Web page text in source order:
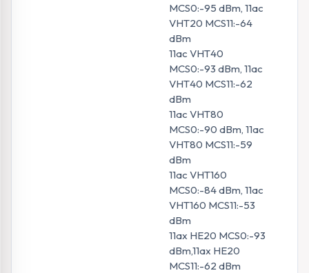
MCS0:-95 dBm, 11ac
VHT20 MCS11:-64
dBm
11ac VHT40
MCS0:-93 dBm, 11ac
VHT40 MCS11:-62
dBm
11ac VHT80
MCS0:-90 dBm, 11ac
VHT80 MCS11:-59
dBm
11ac VHT160
MCS0:-84 dBm, 11ac
VHT160 MCS11:-53
dBm
11ax HE20 MCS0:-93
dBm,11ax HE20
MCS11:-62 dBm